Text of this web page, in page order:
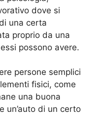
dove si
una certa
proprio da una
possono avere.
persone semplici
fisici, come
una buona
un’auto di un certo